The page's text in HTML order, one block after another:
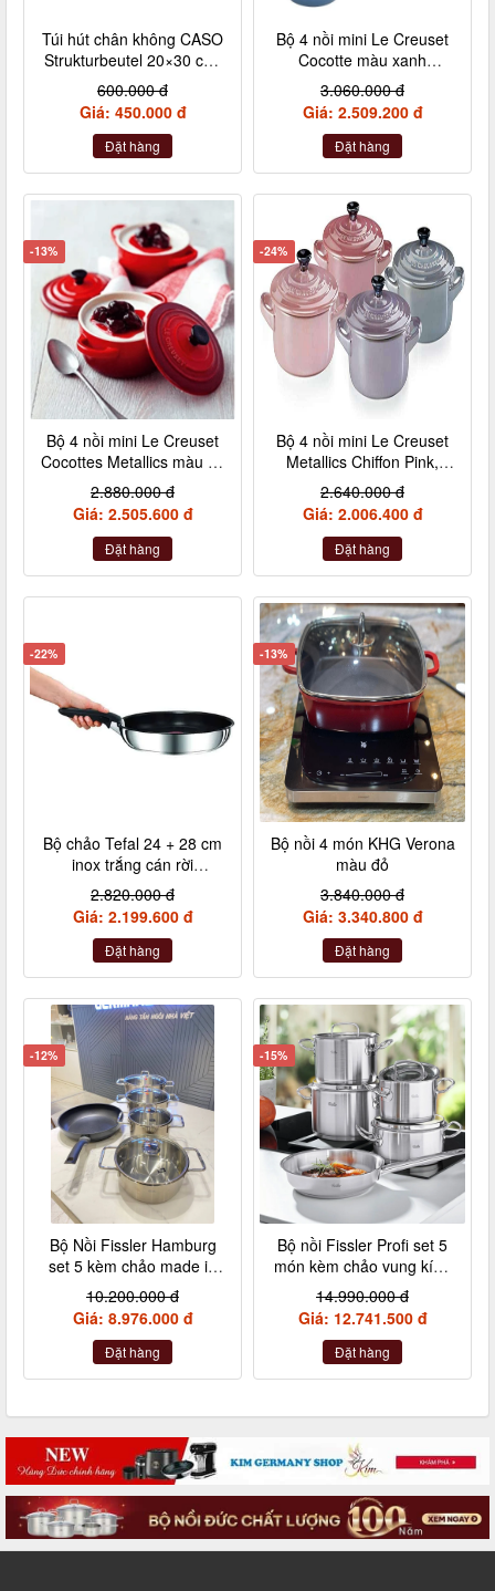
Túi hút chân không CASO
Strukturbeutel 20×30 cm,
50 Stück – Made in
Germany (không hộp)
600.000 đ
Giá: 450.000 đ
Đặt hàng
Bộ 4 nồi mini Le Creuset
Cocotte màu xanh
Marseile
3.060.000 đ
Giá: 2.509.200 đ
Đặt hàng
-13%
Bộ 4 nồi mini Le Creuset
Cocottes Metallics màu đỏ
cherry 10cm
2.880.000 đ
Giá: 2.505.600 đ
Đặt hàng
-24%
Bộ 4 nồi mini Le Creuset
Metallics Chiffon Pink,
Rosenquarz, Violett,
Nebelgrau (hồng đậm,
hồng nhạt, hồng tía, xám)
2.640.000 đ
Giá: 2.006.400 đ
Đặt hàng
-22%
Bộ chảo Tefal 24 + 28 cm
inox trắng cán rời
L9409202
2.820.000 đ
Giá: 2.199.600 đ
Đặt hàng
-13%
Bộ nồi 4 món KHG Verona
màu đỏ
3.840.000 đ
Giá: 3.340.800 đ
Đặt hàng
-12%
Bộ Nồi Fissler Hamburg
set 5 kèm chảo made in
Germany nội địa Đức
10.200.000 đ
Giá: 8.976.000 đ
Đặt hàng
-15%
Bộ nồi Fissler Profi set 5
món kèm chảo vung kính
made in Germany
14.990.000 đ
Giá: 12.741.500 đ
Đặt hàng